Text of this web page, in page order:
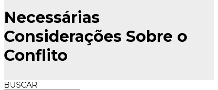
Necessárias
Considerações Sobre o
Conflito
BUSCAR